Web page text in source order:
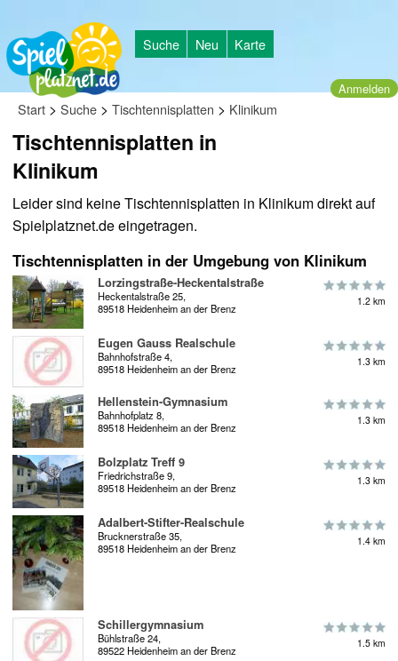
Suche Neu Karte
Anmelden
Start > Suche > Tischtennisplatten > Klinikum
Tischtennisplatten in
Klinikum
Leider sind keine Tischtennisplatten in Klinikum direkt auf
Spielplatznet.de eingetragen.
Tischtennisplatten in der Umgebung von Klinikum
Lorzingstraße-Heckentalstraße
Heckentalstraße 25,
89518 Heidenheim an der Brenz
1.2 km
Eugen Gauss Realschule
Bahnhofstraße 4,
89518 Heidenheim an der Brenz
1.3 km
Hellenstein-Gymnasium
Bahnhofplatz 8,
89518 Heidenheim an der Brenz
1.3 km
Bolzplatz Treff 9
Friedrichstraße 9,
89518 Heidenheim an der Brenz
1.3 km
Adalbert-Stifter-Realschule
Brucknerstraße 35,
89518 Heidenheim an der Brenz
1.4 km
Schillergymnasium
Bühlstraße 24,
89522 Heidenheim an der Brenz
1.5 km